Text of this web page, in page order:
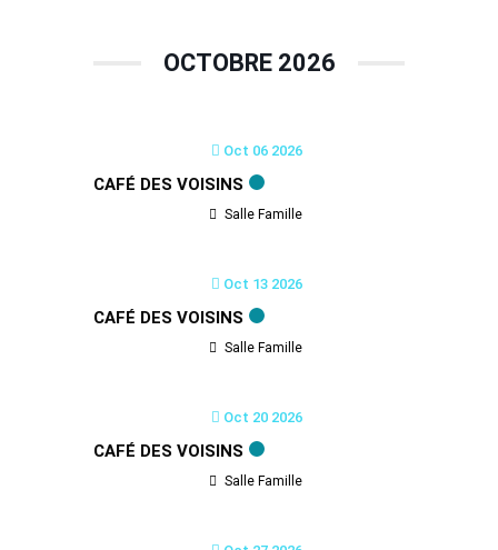
OCTOBRE 2026
Oct 06 2026
CAFÉ DES VOISINS
Salle Famille
Oct 13 2026
CAFÉ DES VOISINS
Salle Famille
Oct 20 2026
CAFÉ DES VOISINS
Salle Famille